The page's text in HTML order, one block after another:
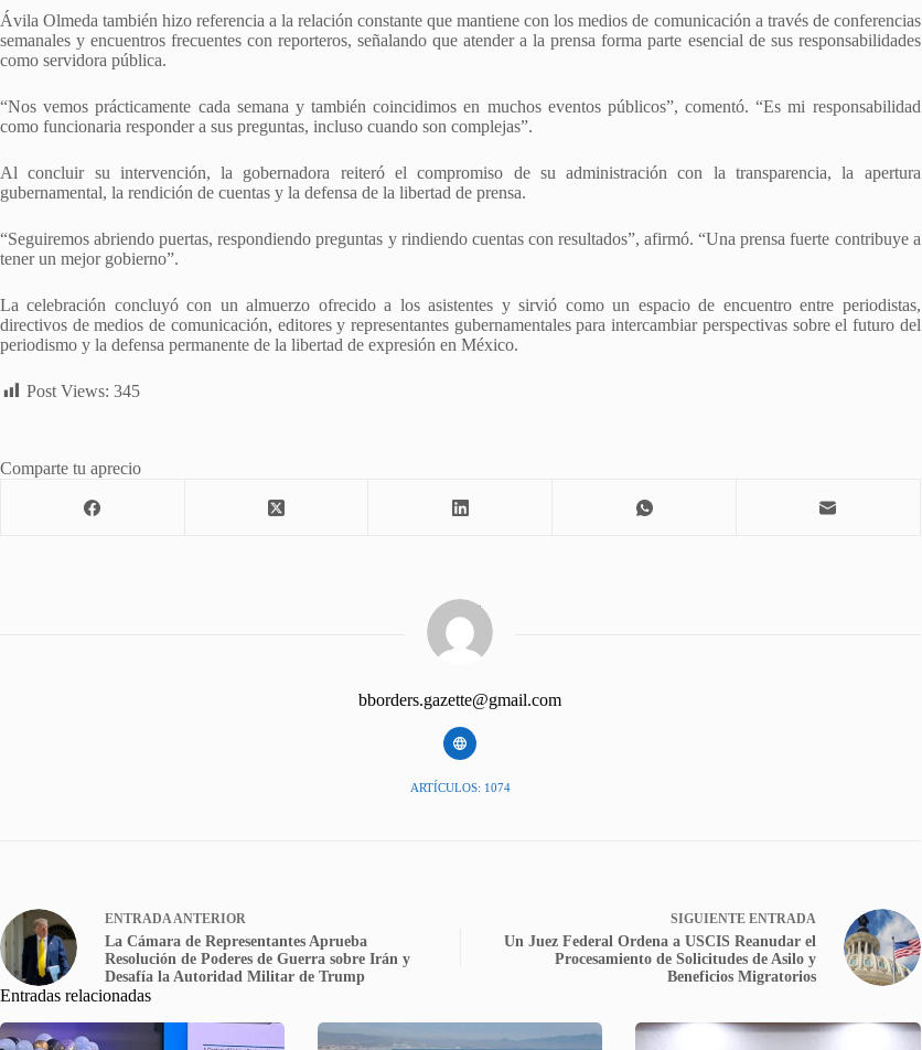
Ávila Olmeda también hizo referencia a la relación constante que mantiene con los medios de comunicación a través de conferencias
semanales y encuentros frecuentes con reporteros, señalando que atender a la prensa forma parte esencial de sus responsabilidades
como servidora pública.
“Nos vemos prácticamente cada semana y también coincidimos en muchos eventos públicos”, comentó. “Es mi responsabilidad
como funcionaria responder a sus preguntas, incluso cuando son complejas”.
Al concluir su intervención, la gobernadora reiteró el compromiso de su administración con la transparencia, la apertura
gubernamental, la rendición de cuentas y la defensa de la libertad de prensa.
“Seguiremos abriendo puertas, respondiendo preguntas y rindiendo cuentas con resultados”, afirmó. “Una prensa fuerte contribuye a
tener un mejor gobierno”.
La celebración concluyó con un almuerzo ofrecido a los asistentes y sirvió como un espacio de encuentro entre periodistas,
directivos de medios de comunicación, editores y representantes gubernamentales para intercambiar perspectivas sobre el futuro del
periodismo y la defensa permanente de la libertad de expresión en México.
Post Views: 345
Comparte tu aprecio
bborders.gazette@gmail.com
ARTÍCULOS: 1074
ENTRADAANTERIOR
La Cámara de Representantes Aprueba
Resolución de Poderes de Guerra sobre Irán y
Desafía la Autoridad Militar de Trump
SIGUIENTE ENTRADA
Un Juez Federal Ordena a USCIS Reanudar el
Procesamiento de Solicitudes de Asilo y
Beneficios Migratorios
Entradas relacionadas